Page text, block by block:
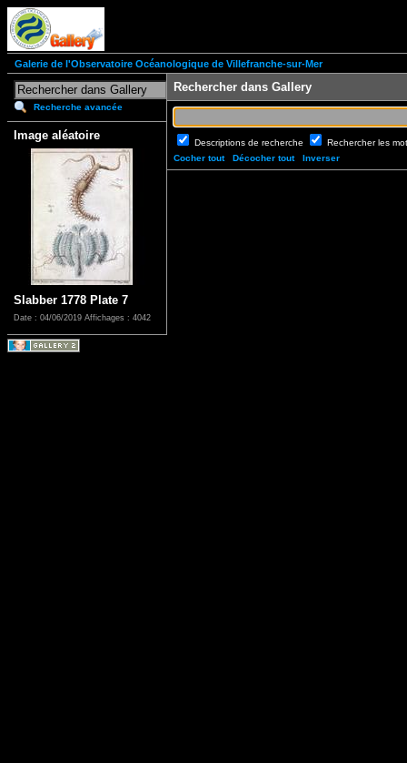
Galerie de l'Observatoire Océanologique de Villefranche-sur-Mer
Recherche avancée
Image aléatoire
Slabber 1778 Plate 7
Date : 04/06/2019 Affichages : 4042
Rechercher dans Gallery
Descriptions de recherche
Rechercher les
Cocher tout
Décocher tout Inverser